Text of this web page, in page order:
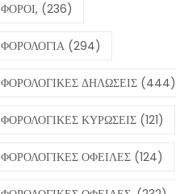
ΦΟΡΟΙ, (236)
ΦΟΡΟΛΟΓΙΑ (294)
ΦΟΡΟΛΟΓΙΚΕΣ ΔΗΛΩΣΕΙΣ (444)
ΦΟΡΟΛΟΓΙΚΕΣ ΚΥΡΩΣΕΙΣ (121)
ΦΟΡΟΛΟΓΙΚΕΣ ΟΦΕΙΛΕΣ (124)